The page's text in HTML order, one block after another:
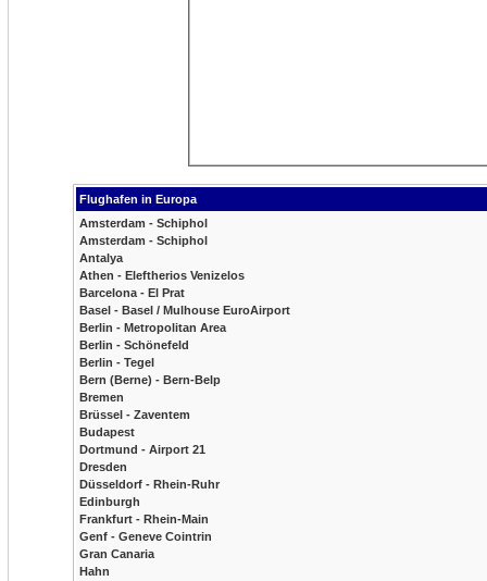
Flughafen in Europa
Amsterdam - Schiphol
Amsterdam - Schiphol
Antalya
Athen - Eleftherios Venizelos
Barcelona - El Prat
Basel - Basel / Mulhouse EuroAirport
Berlin - Metropolitan Area
Berlin - Schönefeld
Berlin - Tegel
Bern (Berne) - Bern-Belp
Bremen
Brüssel - Zaventem
Budapest
Dortmund - Airport 21
Dresden
Düsseldorf - Rhein-Ruhr
Edinburgh
Frankfurt - Rhein-Main
Genf - Geneve Cointrin
Gran Canaria
Hahn